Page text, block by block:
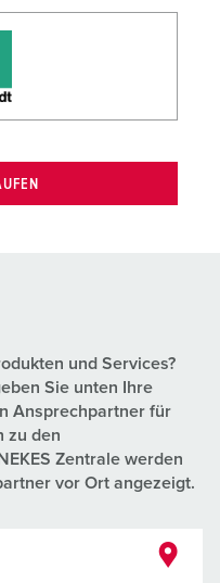
und Services?
Sie unten Ihre
Ansprechpartner für
zu den
Zentrale werden
vor Ort angezeigt.